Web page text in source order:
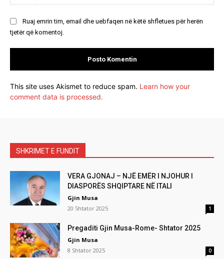
Ruaj emrin tim, email dhe uebfaqen në këtë shfletues për herën
tjetër që komentoj.
This site uses Akismet to reduce spam. Learn how your
comment data is processed.
SHKRIMET E FUNDIT
VERA GJONAJ – NJË EMËR I NJOHUR I
DIASPORËS SHQIPTARE NË ITALI
Gjin Musa
20 Shtator 2025
1
Pregaditi Gjin Musa-Rome- Shtator 2025
Gjin Musa
8 Shtator 2025
0